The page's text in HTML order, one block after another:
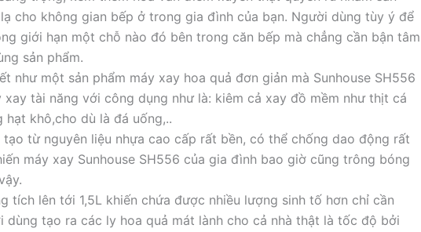
cho không gian bếp ở trong gia đình của bạn. Người dùng tùy ý để
giới hạn một chỗ nào đó bên trong căn bếp mà chẳng cần bận tâm
sản phẩm.
như một sản phẩm máy xay hoa quả đơn giản mà Sunhouse SH556
xay tài năng với công dụng như là: kiêm cả xay đồ mềm như thịt cá
khô,cho dù là đá uống,..
tạo từ nguyên liệu nhựa cao cấp rất bền, có thể chống dao động rất
máy xay Sunhouse SH556 của gia đình bao giờ cũng trông bóng
tích lên tới 1,5L khiến chứa được nhiều lượng sinh tố hơn chỉ cần
dùng tạo ra các ly hoa quả mát lành cho cả nhà thật là tốc độ bởi